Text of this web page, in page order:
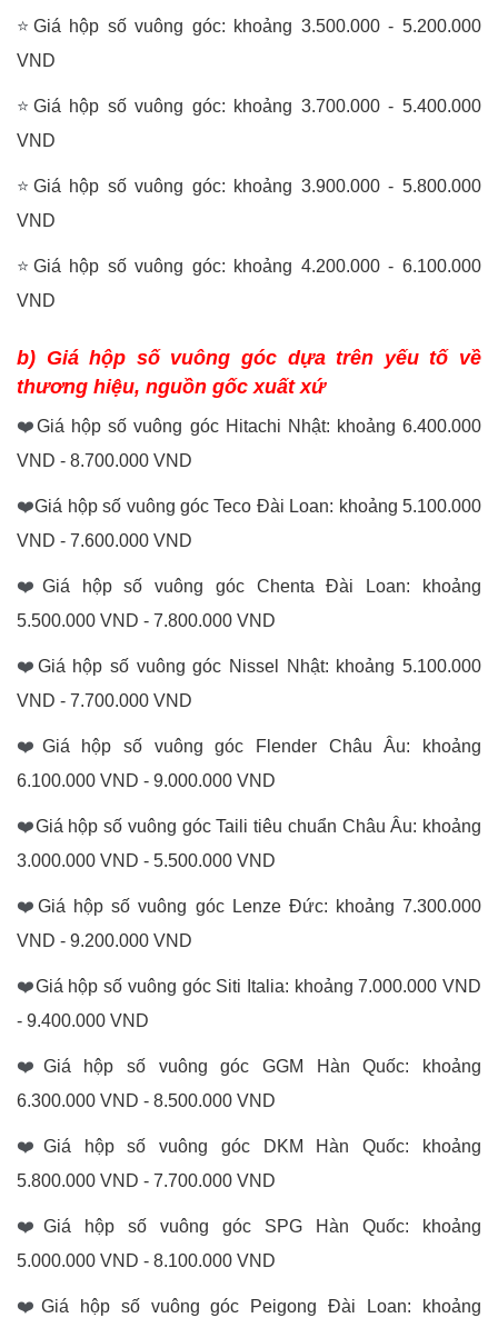
⭐ Giá hộp số vuông góc: khoảng 3.500.000 - 5.200.000
VND
⭐ Giá hộp số vuông góc: khoảng 3.700.000 - 5.400.000
VND
⭐ Giá hộp số vuông góc: khoảng 3.900.000 - 5.800.000
VND
⭐ Giá hộp số vuông góc: khoảng 4.200.000 - 6.100.000
VND
b) Giá hộp số vuông góc dựa trên yếu tố về
thương hiệu, nguồn gốc xuất xứ
❤️Giá hộp số vuông góc Hitachi Nhật: khoảng 6.400.000
VND - 8.700.000 VND
❤️Giá hộp số vuông góc Teco Đài Loan: khoảng 5.100.000
VND - 7.600.000 VND
❤️ Giá hộp số vuông góc Chenta Đài Loan: khoảng
5.500.000 VND - 7.800.000 VND
❤️ Giá hộp số vuông góc Nissel Nhật: khoảng 5.100.000
VND - 7.700.000 VND
❤️ Giá hộp số vuông góc Flender Châu Âu: khoảng
6.100.000 VND - 9.000.000 VND
❤️Giá hộp số vuông góc Taili tiêu chuẩn Châu Âu: khoảng
3.000.000 VND - 5.500.000 VND
❤️Giá hộp số vuông góc Lenze Đức: khoảng 7.300.000
VND - 9.200.000 VND
❤️Giá hộp số vuông góc Siti Italia: khoảng 7.000.000 VND
- 9.400.000 VND
❤️ Giá hộp số vuông góc GGM Hàn Quốc: khoảng
6.300.000 VND - 8.500.000 VND
❤️ Giá hộp số vuông góc DKM Hàn Quốc: khoảng
5.800.000 VND - 7.700.000 VND
❤️ Giá hộp số vuông góc SPG Hàn Quốc: khoảng
5.000.000 VND - 8.100.000 VND
❤️ Giá hộp số vuông góc Peigong Đài Loan: khoảng